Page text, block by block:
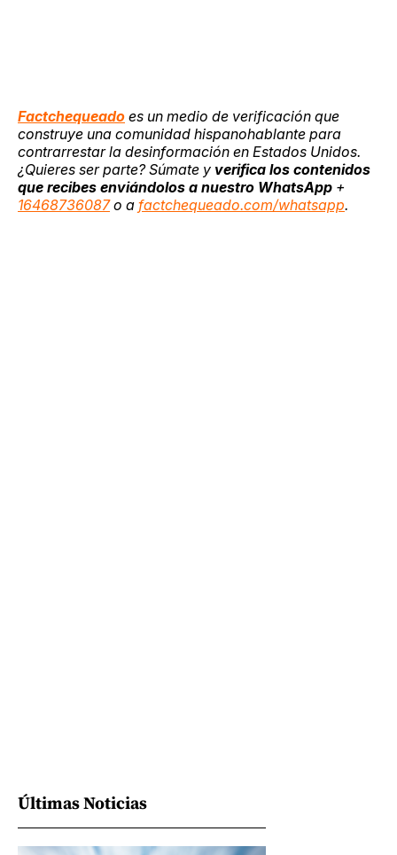
Factchequeado es un medio de verificación que
construye una comunidad hispanohablante para
contrarrestar la desinformación en Estados Unidos.
¿Quieres ser parte? Súmate y verifica los contenidos
que recibes enviándolos a nuestro WhatsApp +
16468736087o a factchequeado.com/whatsapp.
Últimas Noticias